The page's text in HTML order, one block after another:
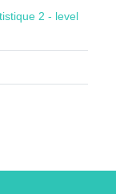
2 - level